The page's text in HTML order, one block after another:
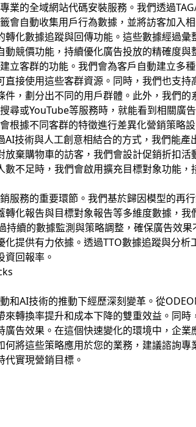
業的全域網站代碼安裝服務。我們透過
會自動收集用戶行為數據，並將訪客加入
轉化數據追蹤與回傳功能。這些數據經過
競價功能，持續優化廣告投放的精確度與
立客群的功能。我們會為客戶自動建立多
直接使用這些客群資源。同時，我們也支
件，劃分出不同的用戶群體。此外，我們
尋或YouTube等服務時，就能看到相關廣
根據不同客群的特徵進行差異化營銷策略
AI技術與人工創意相結合的方式，我們能
棄購物車的訪客，我們會設計促銷折扣
數不足時，我們會啟用擴充目標對象功能
服務的重要環節。我們基於歸因模型的再
轉化報告與目標對象報告等多維度數據，
持續的數據監測與策略調整，確保廣告效
提供有力依據。透過TTO數據追蹤與分
資回報率。
和AI技術的推動下經歷深刻變革。從
來轉換率提升和成本下降的雙重效益。同
廣告效果。在這個快速變化的環境中，企業
何將這些策略應用於您的業務，建議諮詢
實現營銷目標。